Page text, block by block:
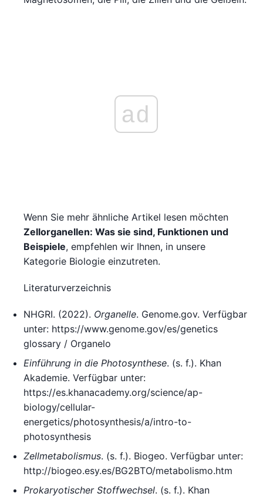
ad
Wenn Sie mehr ähnliche Artikel lesen möchten
Zellorganellen: Was sie sind, Funktionen und
Beispiele, empfehlen wir Ihnen, in unsere
Kategorie Biologie einzutreten.
Literaturverzeichnis
NHGRI. (2022). Organelle. Genome.gov. Verfügbar
unter: https://www.genome.gov/es/genetics
glossary / Organelo
Einführung in die Photosynthese. (s. f.). Khan
Akademie. Verfügbar unter:
https://es.khanacademy.org/science/ap-
biology/cellular-
energetics/photosynthesis/a/intro-to-
photosynthesis
Zellmetabolismus. (s. f.). Biogeo. Verfügbar unter:
http://biogeo.esy.es/BG2BTO/metabolismo.htm
Prokaryotischer Stoffwechsel. (s. f.). Khan